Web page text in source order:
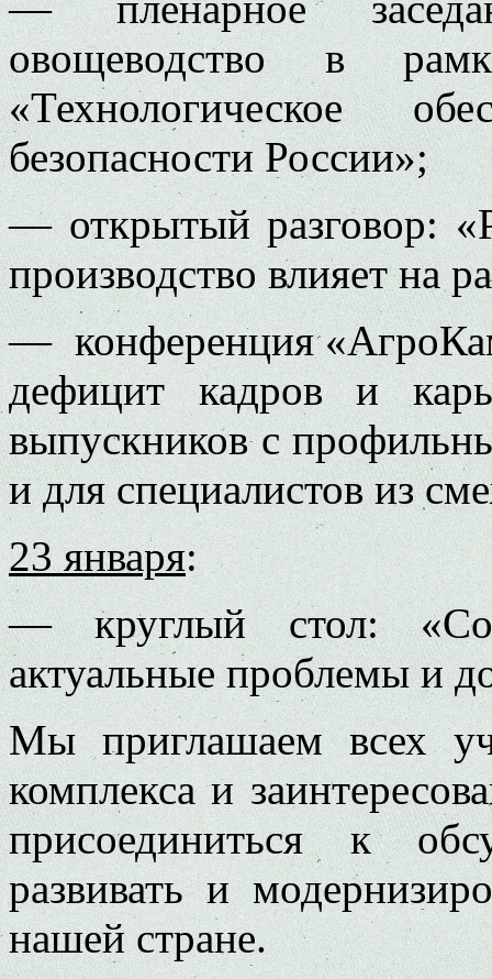
овощеводство в
«Технологическое
безопасности России»;
— открытый разговор:
производство влияет на
— конференция
дефицит кадров и
выпускников с
и для специалистов из
23 января:
— круглый стол:
актуальные проблемы и
Мы приглашаем всех
комплекса и
присоединиться к
развивать и
нашей стране.